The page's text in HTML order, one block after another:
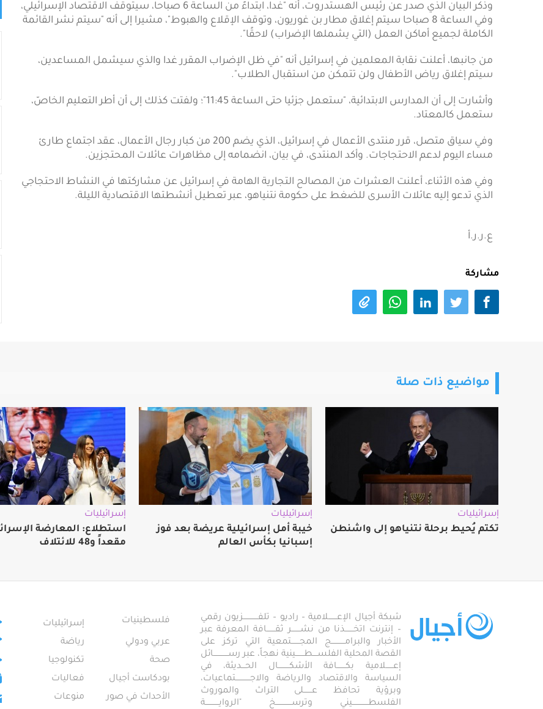
وذكر البيان الذي صدر عن رئيس الهستدروت، أنه "غدا، ابتداءً من الساعة 6 صباحا، سيتوقف الاقتصاد الإسرائيلي،
وفي الساعة 8 صباحا سيتم إغلاق مطار بن غوريون، وتوقف الإقلاع والهبوط"، مشيرا إلى أنه "سيتم نشر القائمة
الكاملة لجميع أماكن العمل (التي يشملها الإضراب) لاحقًا".
من جانبها، أعلنت نقابة المعلمين في إسرائيل أنه "في ظل الإضراب المقرر غدا والذي سيشمل المساعدين،
سيتم إغلاق رياض الأطفال ولن تتمكن من استقبال الطلاب".
وأشارت إلى أن المدارس الابتدائية، "ستعمل جزئيا حتى الساعة 11:45"؛ ولفتت كذلك إلى أن أطر التعليم الخاصّ،
ستعمل كالمعتاد.
وفي سياق متصل، قرر منتدى الأعمال في إسرائيل، الذي يضم 200 من كبار رجال الأعمال، عقد اجتماع طارئ
مساء اليوم لدعم الاحتجاجات. وأكد المنتدى، في بيان، انضمامه إلى مظاهرات عائلات المحتجزين.
وفي هذه الأثناء، أعلنت العشرات من المصالح التجارية الهامة في إسرائيل عن مشاركتها في النشاط الاحتجاجي
الذي تدعو إليه عائلات الأسرى للضغط على حكومة نتنياهو، عبر تعطيل أنشطتها الاقتصادية الليلة.
ع.ر.ر.أ
مشاركة
مواضيع ذات صلة
إسرائيليات
تكتم يُحيط برحلة نتنياهو إلى واشنطن
إسرائيليات
خيبة أمل إسرائيلية عريضة بعد فوز
إسبانيا بكأس العالم
إسرائيليات
مقعداً و48 للائتلاف
شبكة أجيال الإعـــــــلامية – راديو – تلفــــــــــــزيون رقمي
– إنترنت اتخـــــــذنا من نشـــــــر ثقـــــــافة المعرفة عبر
الأخبار والبرامـــــــــــج المجـــــــتمعية التي تركز على
القصة المحلية الفلســــطـــــــينية نهجاً، عبر رســــــــــــائل
إعــــــلامية بكـــــــافة الأشكـــــــــال الحـــديثة، في
السياسة والاقتصاد والرياضة والاجــــــــــــتماعيات،
وبرؤية تحافظ عـــــــلى التراث والموروث
الفلسطـــــــــــــيني وترســـــــــــــخ "الروايـــــــــــة
فلسطينيات
إسرائيليات
عربي ودولي
رياضة
صحة
تكنولوجيا
بودكاست أجيال
فعاليات
الأحداث في صور
منوعات